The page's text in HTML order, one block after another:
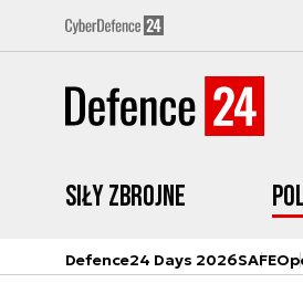
Siły zbrojne
Defence24 Days 2026SAFE